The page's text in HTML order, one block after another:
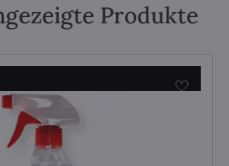
Produkte